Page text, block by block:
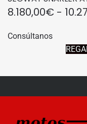
8.180,00€ -
Consúltanosproducto
tiene
variantes.
se